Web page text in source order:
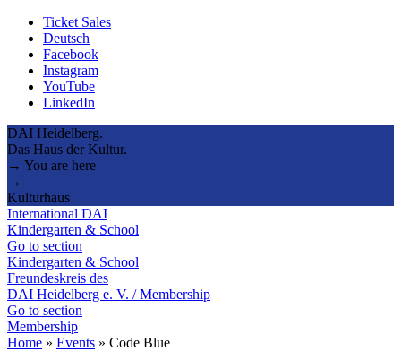
Ticket Sales
Deutsch
Facebook
Instagram
YouTube
LinkedIn
DAI Heidelberg.
Das Haus der Kultur.
→ You are here
→
Kulturhaus
International DAI
Kindergarten & School
Go to section
Kindergarten & School
Freundeskreis des
DAI Heidelberg e. V. / Membership
Go to section
Membership
Home » Events » Code Blue